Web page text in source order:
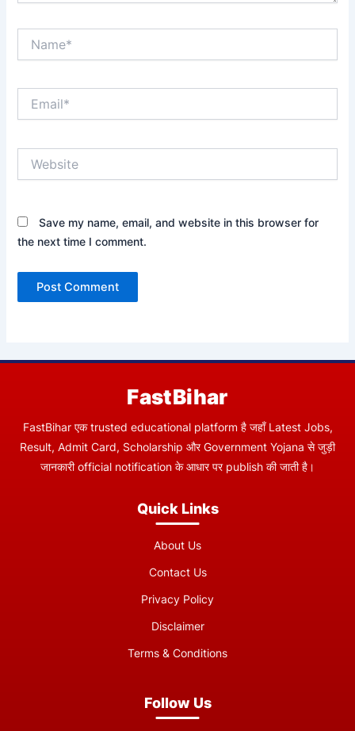
Save my name, email, and website in this browser for
the next time I comment.
FastBihar
FastBihar एक trusted educational platform है जहाँ Latest Jobs,
Result, Admit Card, Scholarship और Government Yojana से जुड़ी
जानकारी official notification के आधार पर publish की जाती है।
Quick Links
About Us
Contact Us
Privacy Policy
Disclaimer
Terms & Conditions
Follow Us